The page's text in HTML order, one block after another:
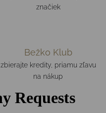
značiek
Bežko Klub
zbierajte kredity, priamu zľavu
na nákup